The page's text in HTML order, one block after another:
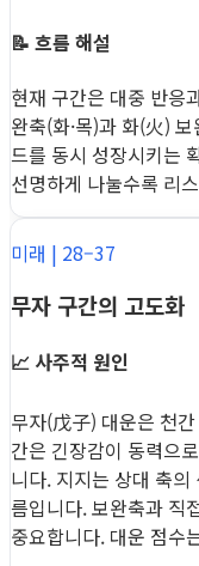
📝 흐름 해설
현재 구간은 대중 반응
완축(화·목)과 화(火)
드를 동시 성장시키는
선명하게 나눌수록 리
미래 | 28–37
무자 구간의 고도화
📈 사주적 원인
무자(戊子) 대운은 천
간은 긴장감이 동력으
니다. 지지는 상대 축의
름입니다. 보완축과 직
중요합니다. 대운 점수